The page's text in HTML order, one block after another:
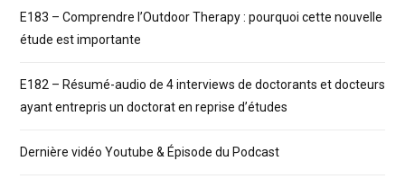
E183 – Comprendre l’Outdoor Therapy : pourquoi cette nouvelle
étude est importante
E182 – Résumé-audio de 4 interviews de doctorants et docteurs
ayant entrepris un doctorat en reprise d’études
Dernière vidéo Youtube & Épisode du Podcast